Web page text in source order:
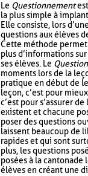
Le Questionnement
la plus simple à
Elle consiste, lors
questions aux élèves
Cette méthode
plus d’informations
ses élèves. Le
moments lors de la
pratique en début de
leçon, c’est pour
c’est pour s’assurer
existent et chacune
poser des questions
laissent beaucoup de
rapides et qui sont
plus, les questions
posées à la
élèves en créant une